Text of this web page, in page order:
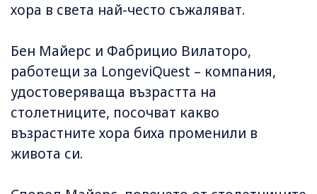
хора в света най-често съжаляват.
Бен Майерс и Фабрицио Вилаторо,
работещи за LongeviQuest – компания,
удостоверяваща възрастта на
столетниците, посочват какво
възрастните хора биха променили в
живота си.